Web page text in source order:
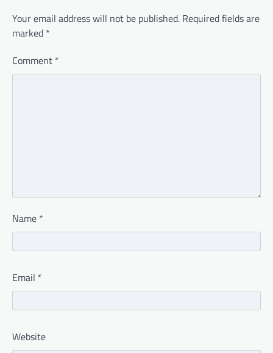
Your email address will not be published. Required fields are
marked *
Comment *
Name *
Email *
Website